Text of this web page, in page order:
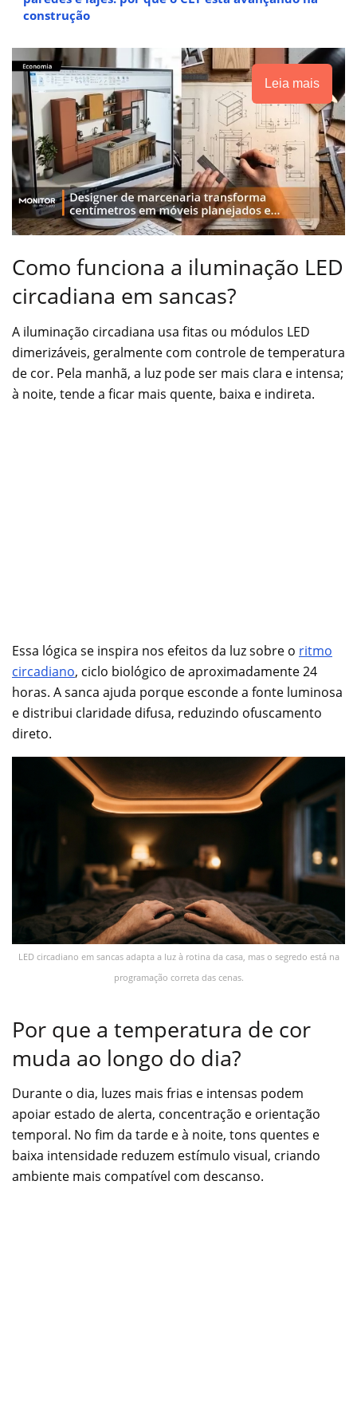
construção
Leia mais
Como funciona a iluminação LED
circadiana em sancas?
A iluminação circadiana usa fitas ou módulos LED
dimerizáveis, geralmente com controle de temperatura
de cor. Pela manhã, a luz pode ser mais clara e intensa;
à noite, tende a ficar mais quente, baixa e indireta.
Essa lógica se inspira nos efeitos da luz sobre o ritmo
circadiano, ciclo biológico de aproximadamente 24
horas. A sanca ajuda porque esconde a fonte luminosa
e distribui claridade difusa, reduzindo ofuscamento
direto.
LED circadiano em sancas adapta a luz à rotina da casa, mas o segredo está na
programação correta das cenas.
Por que a temperatura de cor
muda ao longo do dia?
Durante o dia, luzes mais frias e intensas podem
apoiar estado de alerta, concentração e orientação
temporal. No fim da tarde e à noite, tons quentes e
baixa intensidade reduzem estímulo visual, criando
ambiente mais compatível com descanso.